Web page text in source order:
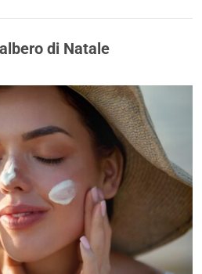
di Natale